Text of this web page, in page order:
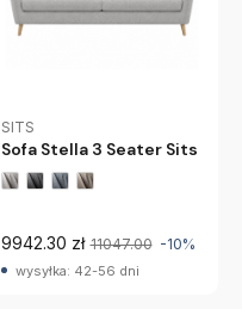
SITS
Sofa Stella 3 Seater Sits
9942.30 zł 11047.00 -10%
wysyłka: 42-56 dni